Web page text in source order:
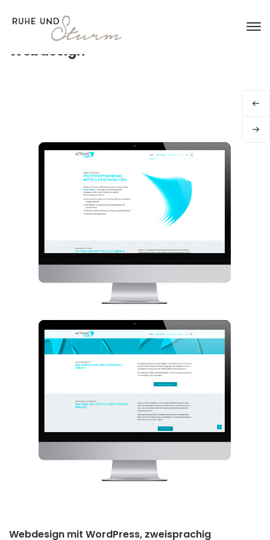
Webdesign
Webdesign mit WordPress, zweisprachig